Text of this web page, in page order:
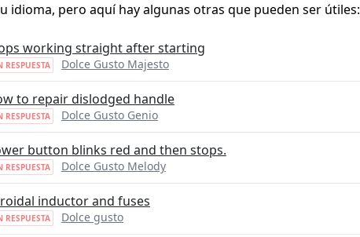
idioma, pero aquí hay algunas otras que pueden ser útiles:
working straight after starting
RESPUESTA Dolce Gusto Majesto
to repair dislodged handle
RESPUESTA Dolce Gusto Genio
button blinks red and then stops.
RESPUESTA Dolce Gusto Melody
inductor and fuses
RESPUESTA Dolce gusto